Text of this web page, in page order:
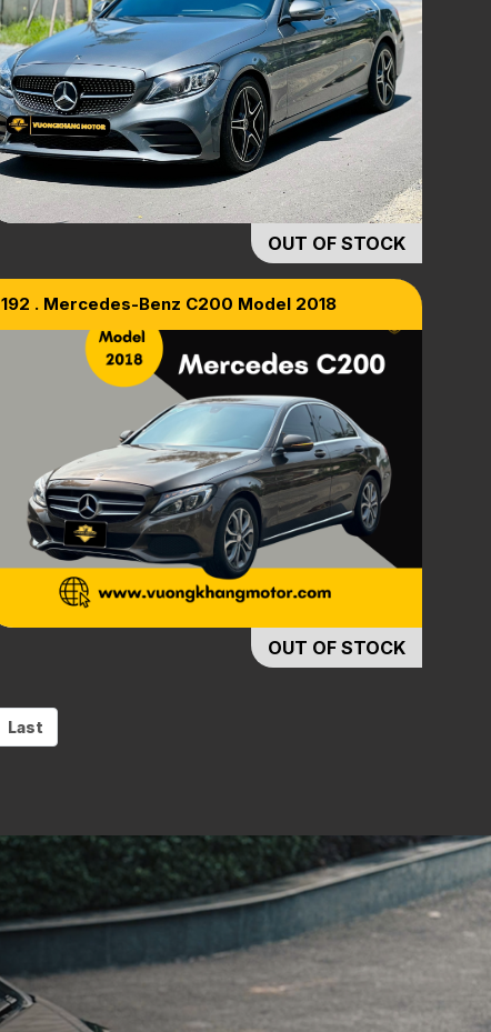
OUT OF STOCK
192 . Mercedes-Benz C200 Model 2018
OUT OF STOCK
Last